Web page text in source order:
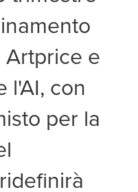
e
l'AI, con
per la